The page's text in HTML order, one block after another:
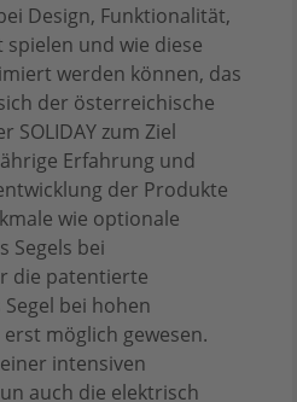
Design, Funktionalität,
und wie diese
werden können, das
der österreichische
SOLIDAY zum Ziel
Erfahrung und
der Produkte
wie optionale
Segels bei
die patentierte
bei hohen
möglich gewesen.
intensiven
auch die elektrisch